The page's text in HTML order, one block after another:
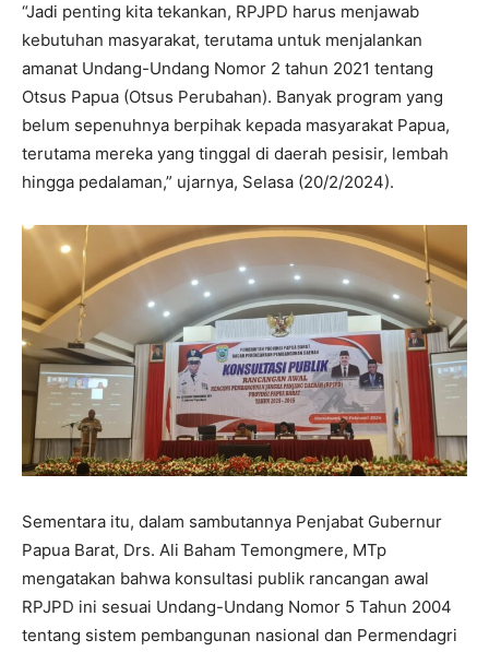
“Jadi penting kita tekankan, RPJPD harus menjawab
kebutuhan masyarakat, terutama untuk menjalankan
amanat Undang-Undang Nomor 2 tahun 2021 tentang
Otsus Papua (Otsus Perubahan). Banyak program yang
belum sepenuhnya berpihak kepada masyarakat Papua,
terutama mereka yang tinggal di daerah pesisir, lembah
hingga pedalaman,” ujarnya, Selasa (20/2/2024).
Sementara itu, dalam sambutannya Penjabat Gubernur
Papua Barat, Drs. Ali Baham Temongmere, MTp
mengatakan bahwa konsultasi publik rancangan awal
RPJPD ini sesuai Undang-Undang Nomor 5 Tahun 2004
tentang sistem pembangunan nasional dan Permendagri